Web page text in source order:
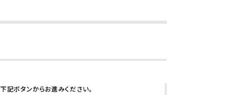
下記ボタンからお進みください。